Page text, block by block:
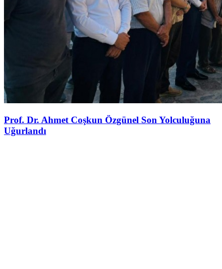
Prof. Dr. Ahmet Coşkun Özgünel Son Yolculuğuna
Uğurlandı